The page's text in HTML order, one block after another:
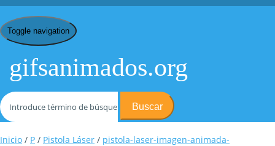
Toggle navigation
gifsanimados.org
Buscar
Inicio / P / Pistola Láser / pistola-laser-imagen-animada-